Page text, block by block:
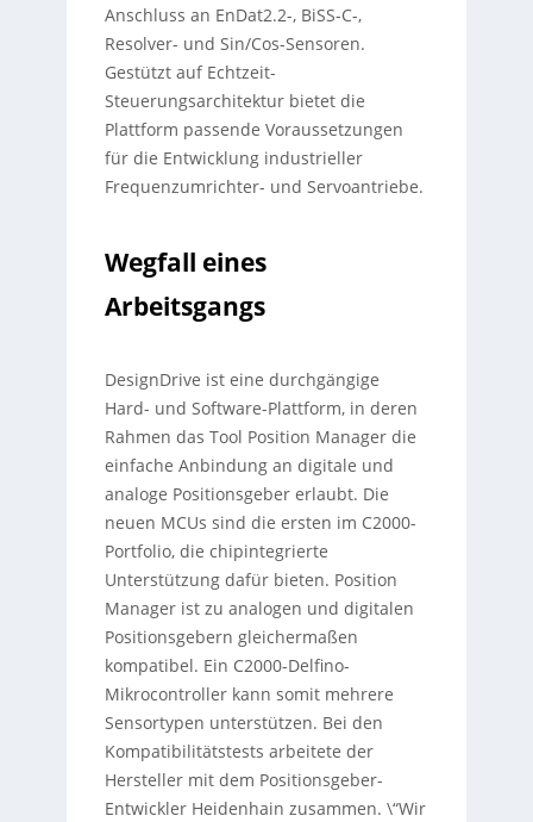
Anschluss an EnDat2.2-, BiSS-C-,
Resolver- und Sin/Cos-Sensoren.
Gestützt auf Echtzeit-
Steuerungsarchitektur bietet die
Plattform passende Voraussetzungen
für die Entwicklung industrieller
Frequenzumrichter- und Servoantriebe.
Wegfall eines
Arbeitsgangs
DesignDrive ist eine durchgängige
Hard- und Software-Plattform, in deren
Rahmen das Tool Position Manager die
einfache Anbindung an digitale und
analoge Positionsgeber erlaubt. Die
neuen MCUs sind die ersten im C2000-
Portfolio, die chipintegrierte
Unterstützung dafür bieten. Position
Manager ist zu analogen und digitalen
Positionsgebern gleichermaßen
kompatibel. Ein C2000-Delfino-
Mikrocontroller kann somit mehrere
Sensortypen unterstützen. Bei den
Kompatibilitätstests arbeitete der
Hersteller mit dem Positionsgeber-
Entwickler Heidenhain zusammen. \“Wir